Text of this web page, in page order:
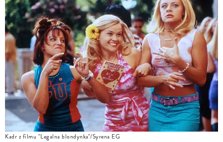
Kadr z filmu "Legalna blondynka"/Syrena EG